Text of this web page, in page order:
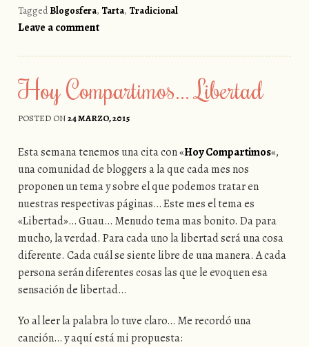
TaggedBlogosfera, Tarta, Tradicional
Leave a comment
Hoy Compartimos… Libertad
POSTED ON24 MARZO, 2015
Esta semana tenemos una cita con «Hoy Compartimos«,
una comunidad de bloggers a la que cada mes nos
proponen un tema y sobre el que podemos tratar en
nuestras respectivas páginas… Este mes el tema es
«Libertad»… Guau… Menudo tema mas bonito. Da para
mucho, la verdad. Para cada uno la libertad será una cosa
diferente. Cada cuál se siente libre de una manera. A cada
persona serán diferentes cosas las que le evoquen esa
sensación de libertad…
Yo al leer la palabra lo tuve claro… Me recordó una
canción… y aquí está mi propuesta: